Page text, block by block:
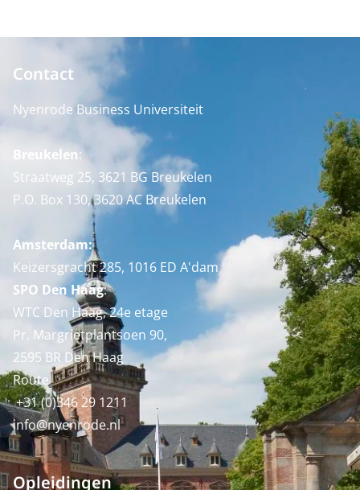
Contact
Nyenrode Business Universiteit
Breukelen:
Straatweg 25, 3621 BG Breukelen
P.O. Box 130, 3620 AC Breukelen
Amsterdam:
Keizersgracht 285, 1016 ED A'dam
SPO Den Haag:
WTC Den Haag, 24e etage
Pr. Margrietplantsoen 90,
2595 BR Den Haag
Route
+31 (0)346 29 1211
info@nyenrode.nl
Opleidingen